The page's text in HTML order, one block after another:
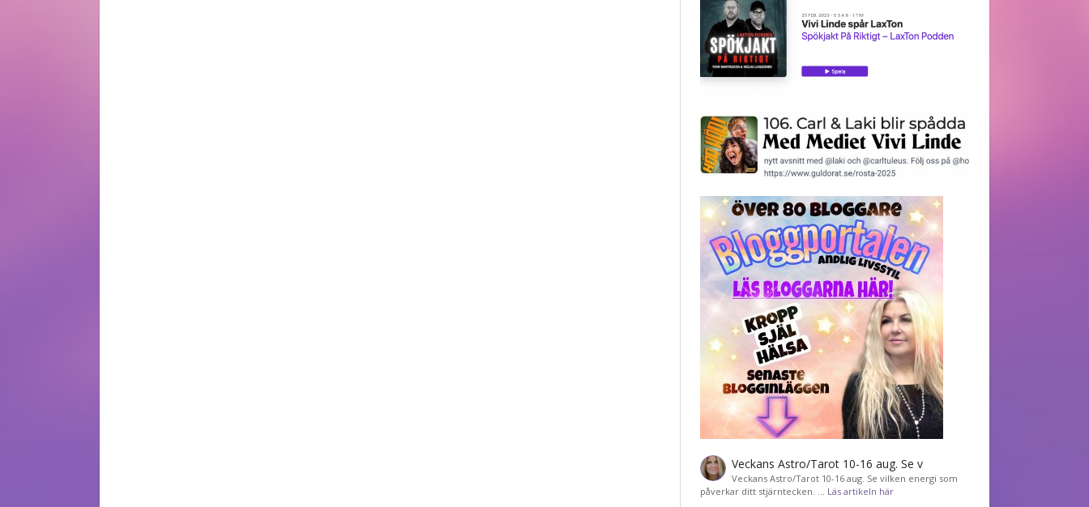
Veckans Astro/Tarot 10-16 aug. Se v
Veckans Astro/Tarot 10-16 aug. Se vilken energi som
påverkar ditt stjärntecken. … Läs artikeln här